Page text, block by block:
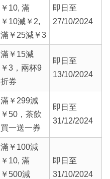
￥10, 滿
￥10減￥2,
滿￥25減￥3
即日至
27/10/2024
滿￥15減
￥3，兩杯9
折券
即日至
13/10/2024
滿￥299減
￥50，茶飲
買一送一券
即日至
31/12/2024
滿￥100減
￥10, 滿
￥500減
即日至
31/10/2024